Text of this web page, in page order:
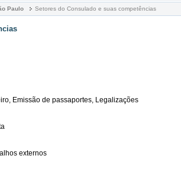
Paulo Setores do Consulado e suas competências
Emissão de passaportes, Legalizações
externos